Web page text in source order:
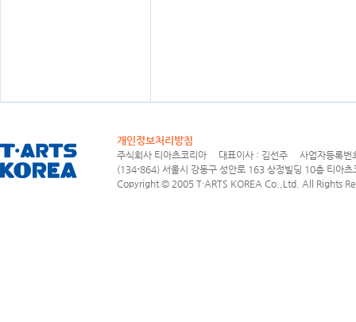
개인정보처리방침
주식회사 티아츠코리아 대표이사 : 김선주 사업자등록
(134-864) 서울시 강동구 성안로 163 상정빌딩 10층
Copyright © 2005 T·ARTS KOREA Co.,Ltd. All Rights